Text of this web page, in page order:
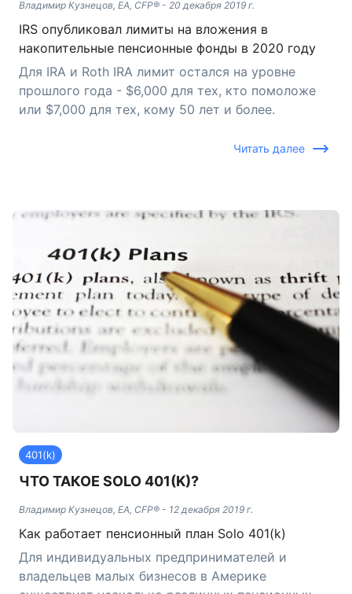
Владимир Кузнецов, EA, CFP® - 20 декабря 2019 г.
IRS опубликовал лимиты на вложения в
накопительные пенсионные фонды в 2020 году
Для IRA и Roth IRA лимит остался на уровне
прошлого года - $6,000 для тех, кто помоложе
или $7,000 для тех, кому 50 лет и более.
Читать далее
401(k)
ЧТО ТАКОЕ SOLO 401(K)?
Владимир Кузнецов, EA, CFP® - 12 декабря 2019 г.
Как работает пенсионный план Solo 401(k)
Для индивидуальных предпринимателей и
владельцев малых бизнесов в Америке